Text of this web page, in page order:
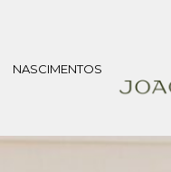
NASCIMENTOS